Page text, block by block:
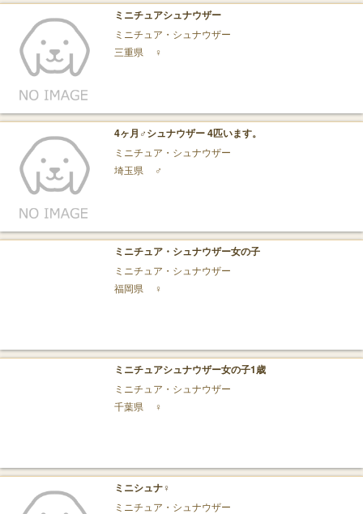
ミニチュアシュナウザー
ミニチュア・シュナウザー
三重県
♀
4ヶ月♂シュナウザー 4匹います。
ミニチュア・シュナウザー
埼玉県
♂
ミニチュア・シュナウザー女の子
ミニチュア・シュナウザー
福岡県
♀
ミニチュアシュナウザー女の子1歳
ミニチュア・シュナウザー
千葉県
♀
ミニシュナ♀
ミニチュア・シュナウザー